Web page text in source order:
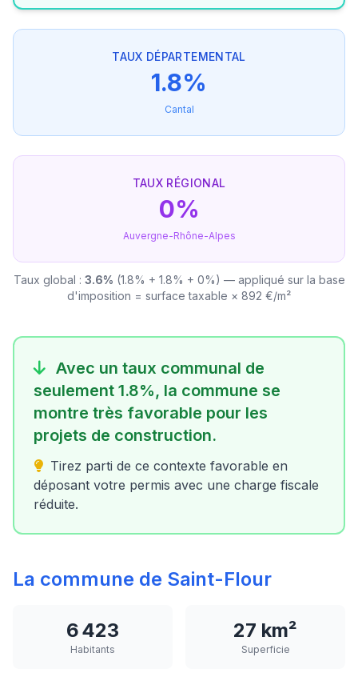
TAUX DÉPARTEMENTAL
1.8%
Cantal
TAUX RÉGIONAL
0%
Auvergne-Rhône-Alpes
Taux global : 3.6% (1.8% + 1.8% + 0%) — appliqué sur la base
d'imposition = surface taxable × 892 €/m²
Avec un taux communal de
seulement 1.8%, la commune se
montre très favorable pour les
projets de construction.
Tirez parti de ce contexte favorable en
déposant votre permis avec une charge fiscale
réduite.
La commune de Saint-Flour
6 423
Habitants
27 km²
Superficie